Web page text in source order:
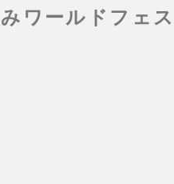
ワールドフェ